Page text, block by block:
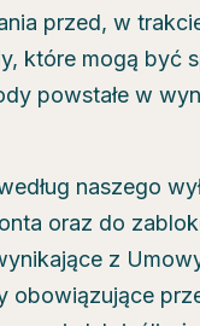
przed, w
które mogą być
powstałe w
naszego
oraz do
z
obowiązujące